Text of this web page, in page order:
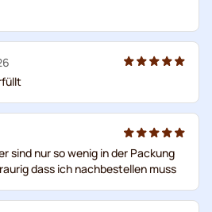
sind nur so wenig in der Packung
dass ich nachbestellen muss